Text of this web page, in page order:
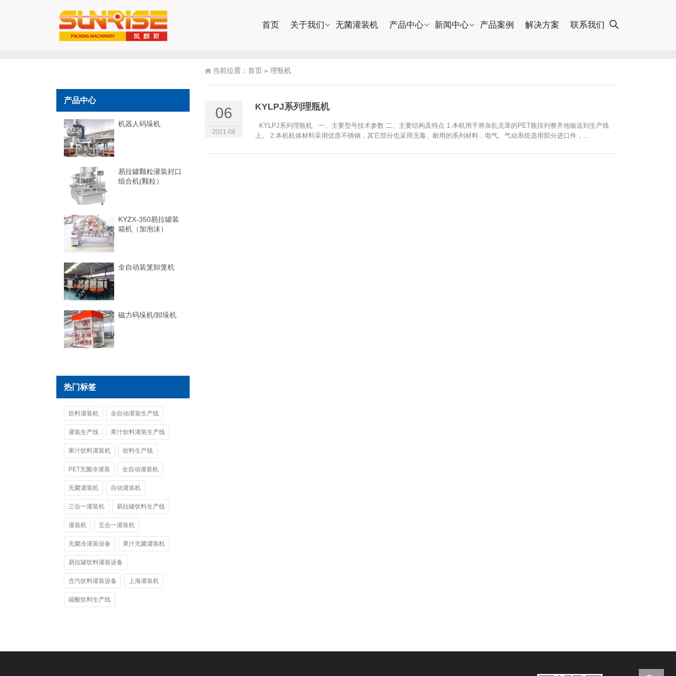
首页 关于我们 无菌灌装机 产品中心 新闻中心 产品案例 解决方案 联系我们
当前位置： 首页 » 理瓶机
06
2021-08
KYLPJ系列理瓶机
KYLPJ系列理瓶机 一、主要型号技术参数 二、主要结构及特点 1.本机用于将杂乱无章的PET瓶排列整齐地输送到生产线
上。 2.本机机体材料采用优质不锈钢，其它部分也采用无毒、耐用的系列材料，电气、气动系统选用部分进口件，...
产品中心
机器人码垛机
易拉罐颗粒灌装封口
组合机(颗粒）
KYZX-350易拉罐装
箱机（加泡沫）
全自动装笼卸笼机
磁力码垛机/卸垛机
热门标签
饮料灌装机 全自动灌装生产线
灌装生产线 果汁饮料灌装生产线
果汁饮料灌装机 饮料生产线
PET无菌冷灌装 全自动灌装机
无菌灌装机 自动灌装机
三合一灌装机 易拉罐饮料生产线
灌装机 五合一灌装机
无菌冷灌装设备 果汁无菌灌装机
易拉罐饮料灌装设备
含汽饮料灌装设备 上海灌装机
碳酸饮料生产线